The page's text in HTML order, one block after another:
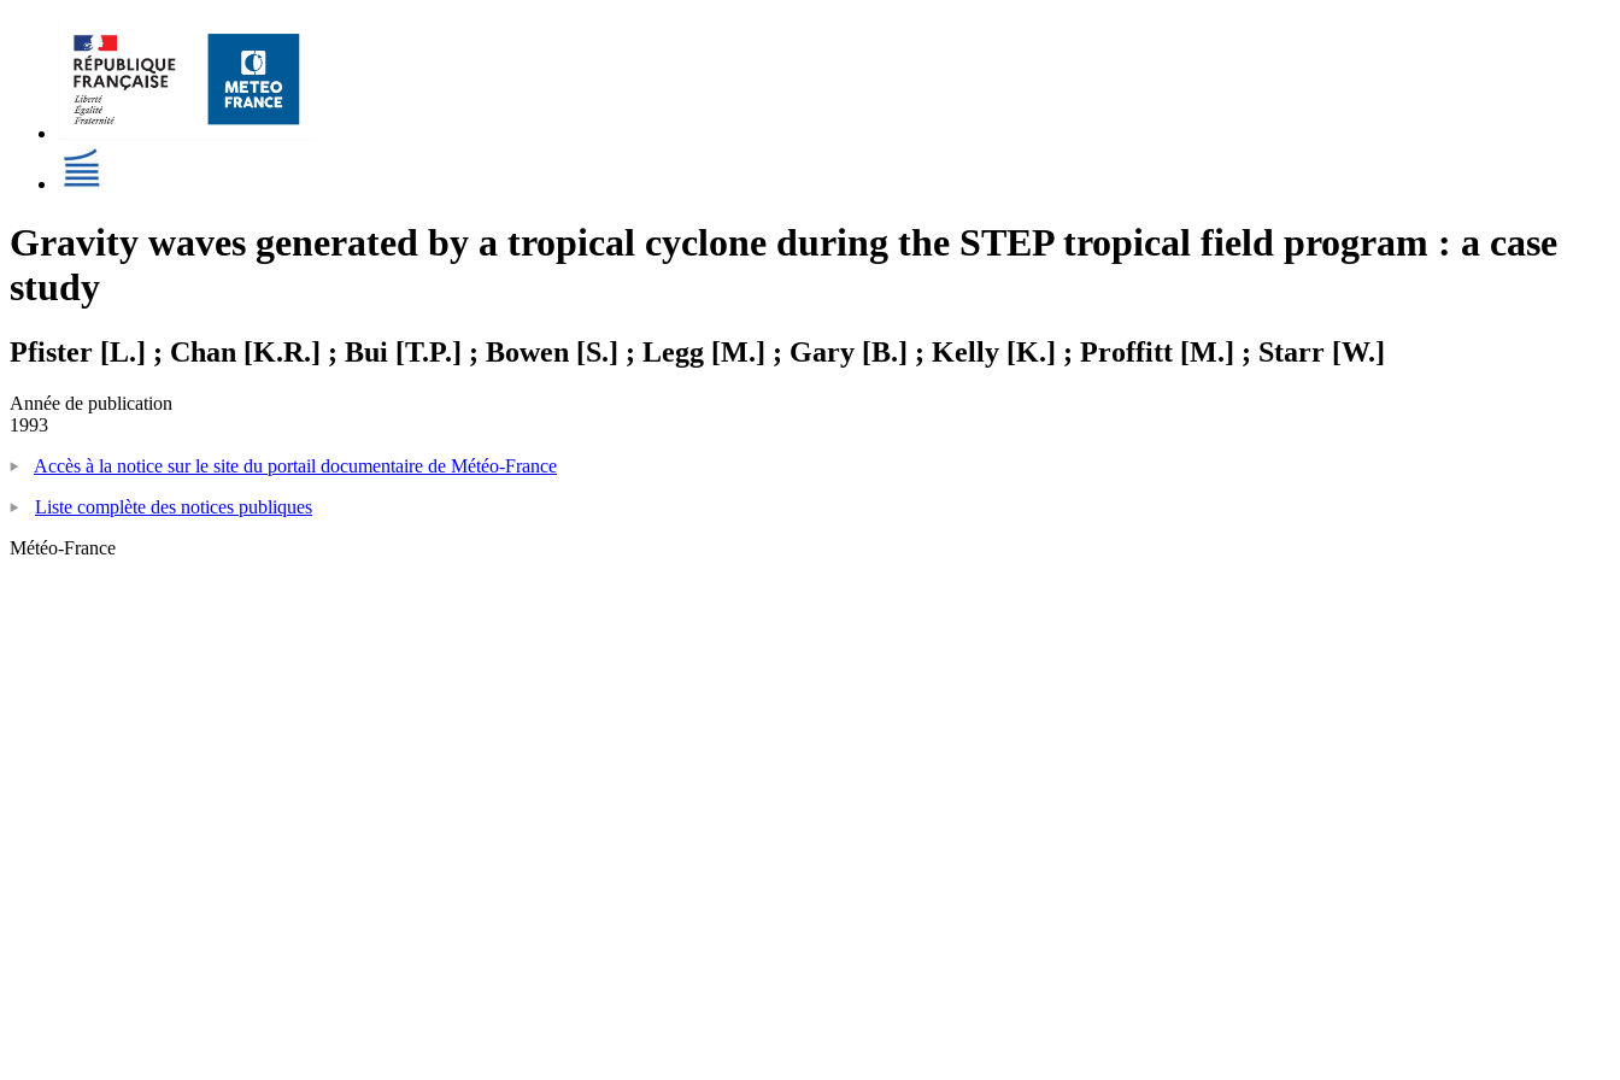
Gravity waves generated by a tropical cyclone during the STEP tropical field program : a case
study
Pfister [L.] ; Chan [K.R.] ; Bui [T.P.] ; Bowen [S.] ; Legg [M.] ; Gary [B.] ; Kelly [K.] ; Proffitt [M.] ; Starr [W.]
Année de publication
1993
Accès à la notice sur le site du portail documentaire de Météo-France
Liste complète des notices publiques
Météo-France